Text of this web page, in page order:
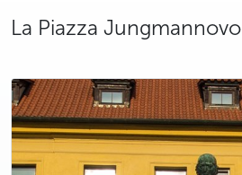
La Piazza Jungmannovo